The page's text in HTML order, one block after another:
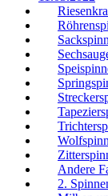
Andere
2.